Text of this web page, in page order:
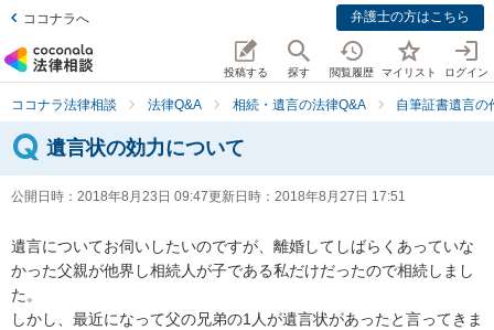
ココナラへ 弁護士の方はこちら
投稿する 探す 閲覧履歴 マイリスト ログイン
ココナラ法律相談 法律Q&A 相続・遺言の法律Q&A 自筆証書遺言の
遺言状の効力について
公開日時： 2018年8月23日 09:47更新日時： 2018年8月27日 17:51
遺言についてお伺いしたいのですが、離婚してしばらくあっていな
かった父親が他界し相続人が子である私だけだったので相続しまし
た。
しかし、最近になって父の兄弟の1人が遺言状があったと言ってきま